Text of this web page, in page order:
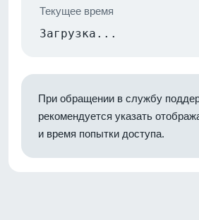
Текущее время
Загрузка...
При обращении в службу
рекомендуется указать
и время попытки доступа.